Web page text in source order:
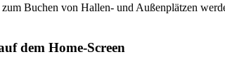
Buchen von Hallen- und Außenplätzen
dem Home-Screen